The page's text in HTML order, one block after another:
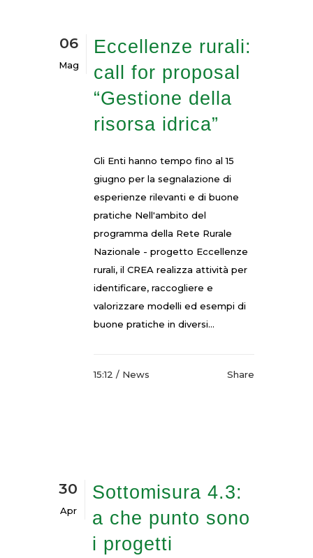
06
Mag
Eccellenze rurali:
call for proposal
“Gestione della
risorsa idrica”
Gli Enti hanno tempo fino al 15
giugno per la segnalazione di
esperienze rilevanti e di buone
pratiche Nell'ambito del
programma della Rete Rurale
Nazionale - progetto Eccellenze
rurali, il CREA realizza attività per
identificare, raccogliere e
valorizzare modelli ed esempi di
buone pratiche in diversi...
15:12 / News Share
30
Apr
Sottomisura 4.3:
a che punto sono
i progetti